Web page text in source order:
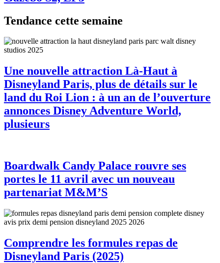
Tendance cette semaine
Une nouvelle attraction Là-Haut à
Disneyland Paris, plus de détails sur le
land du Roi Lion : à un an de l’ouverture
annonces Disney Adventure World,
plusieurs
Boardwalk Candy Palace rouvre ses
portes le 11 avril avec un nouveau
partenariat M&M’S
Comprendre les formules repas de
Disneyland Paris (2025)